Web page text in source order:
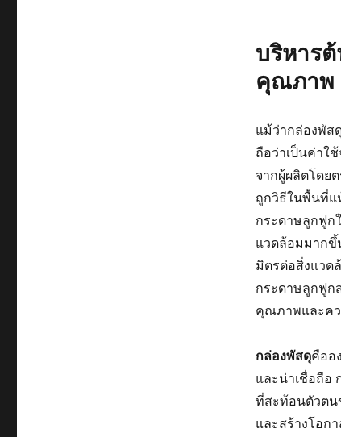
บริหาร
คุณภาพ
แม้ว่ากล่องพัส
ถือว่าเป็นค่าใ
จากผู้ผลิตโดย
ถูกวิธีในพื้นที่แ
กระดาษลูกฟูก
แวดล้อมมากขึ้
มิตรต่อสิ่งแวด
กระดาษลูกฟูก
คุณภาพและค
กล่องพัสดุคืออ
และน่าเชื่อถือ
ที่สะท้อนตัวตน
และสร้างโอก